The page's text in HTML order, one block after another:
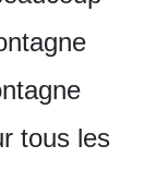
tous les